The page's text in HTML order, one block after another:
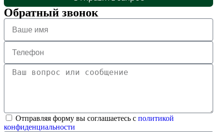
Обратный звонок
Отправляя форму вы соглашаетесь с политикой
конфиденциальности